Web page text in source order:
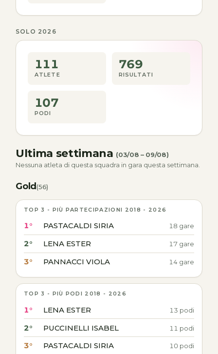
SOLO 2026
111
ATLETE
769
RISULTATI
107
PODI
Ultima settimana (03/08 – 09/08)
Nessuna atleta di questa squadra in gara questa settimana.
Gold(56)
TOP 3 - PIÙ PARTECIPAZIONI 2018 - 2026
1° PASTACALDI SIRIA 18 gare
2° LENA ESTER 17 gare
3° PANNACCI VIOLA 14 gare
TOP 3 - PIÙ PODI 2018 - 2026
1° LENA ESTER 13 podi
2° PUCCINELLI ISABEL 11 podi
3° PASTACALDI SIRIA 10 podi